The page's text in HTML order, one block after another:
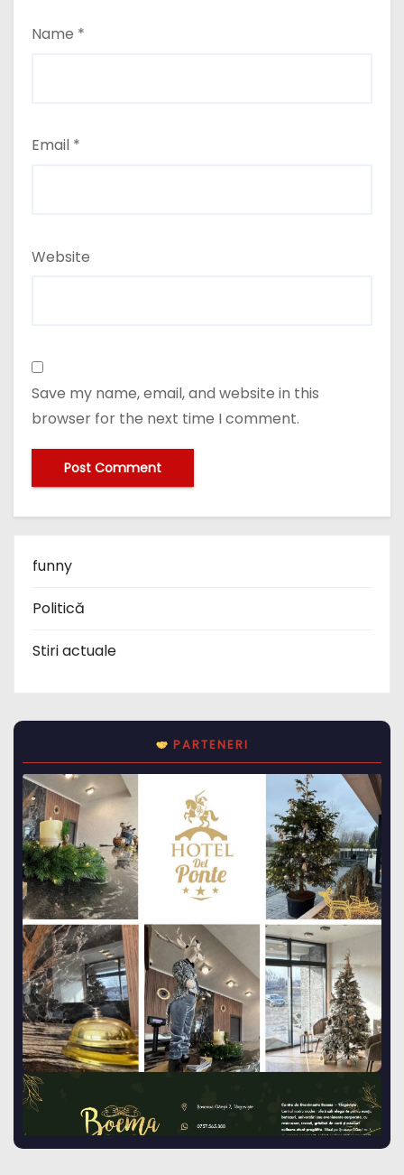
Name *
Email *
Website
Save my name, email, and website in this
browser for the next time I comment.
funny
Politică
Stiri actuale
PARTENERI